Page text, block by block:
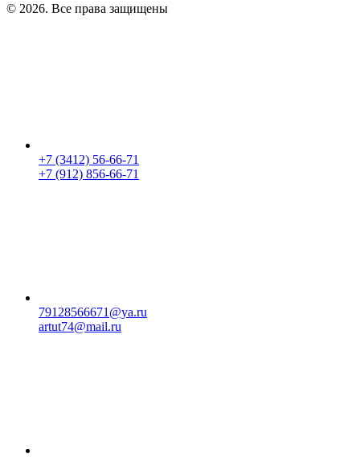
© 2026. Все права защищены
+7 (3412) 56-66-71
+7 (912) 856-66-71
79128566671@ya.ru
artut74@mail.ru